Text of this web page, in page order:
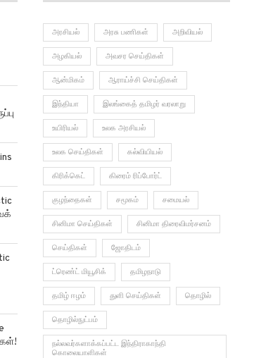
அரசியல் அரசு பணிகள் அறிவியல்
அழகியல் அவசர செய்திகள்
ஆன்மிகம் ஆராய்ச்சி செய்திகள்
இந்தியா இலங்கைத் தமிழர் வரலாறு
உயிரியல் உலக அரசியல்
உலக செய்திகள்
கிரிக்கெட் கிரைம் ரிப்போர்ட்
குழந்தைகள் சமூகம்
சினிமா செய்திகள் சினிமா திரைவிமர்சனம்
செய்திகள் ஜோதிடம்
ட்ரெண்ட் மியூசிக் தமிழநாடு
தமிழ் ஈழம் துளி செய்திகள் தொழில்
தொழில்நுட்பம்
நல்லவர்களாக்கப்பட்ட இந்திராகாந்தி